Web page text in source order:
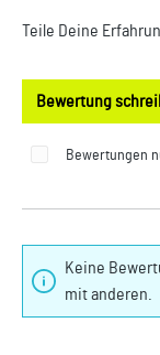
Teile Deine
Bewertung
Bewertungen
Keine
mit anderen.